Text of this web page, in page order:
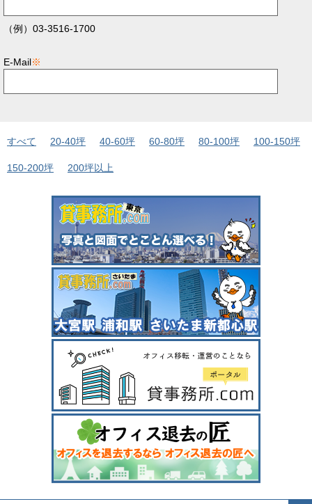
（例）03-3516-1700
E-Mail※
すべて 20-40坪 40-60坪 60-80坪 80-100坪 100-150坪
150-200坪 200坪以上